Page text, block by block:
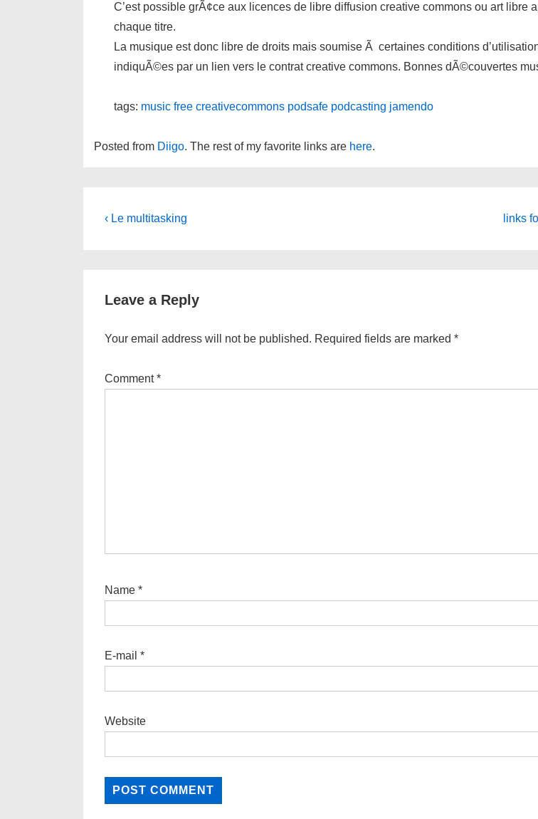
C’est possible grÃ¢ce aux licences de libre diffusion creative commons ou art libre
chaque titre.
La musique est donc libre de droits mais soumise Ã certaines conditions
indiquÃ©es par un lien vers le contrat creative commons. Bonnes dÃ©couvertes
tags: music free creativecommons podsafe podcasting jamendo
Posted from Diigo. The rest of my favorite links are here.
Post
Previous
‹ Le multitasking
Next
links
Leave a Reply
Your email address will not be published. Required fields are marked *
Comment*
Name *
E-mail *
Website